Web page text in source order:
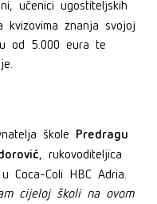
učenici ugostiteljskih
kvizovima znanja svojoj
od 5.000 eura te
škole Predragu
, rukovoditeljica
Coca-Coli HBC Adria.
cijeloj školi na ovom